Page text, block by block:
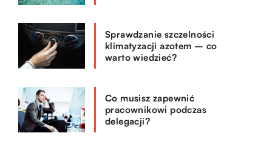
Sprawdzanie szczelności
klimatyzacji azotem – co
warto wiedzieć?
Co musisz zapewnić
pracownikowi podczas
delegacji?